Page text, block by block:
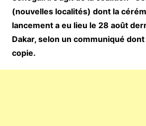
(nouvelles localités) dont la
lancement a eu lieu le 28 août
Dakar, selon un communiqué
copie.